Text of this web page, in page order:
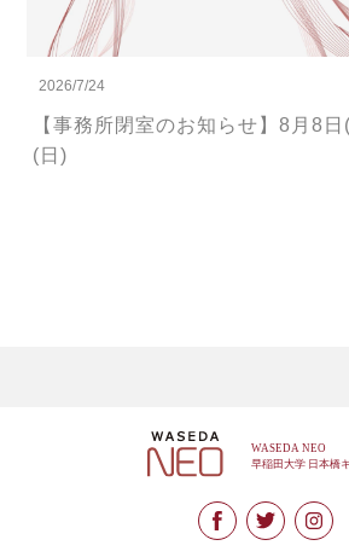
2026/7/24
【事務所閉室のお知らせ】8月8
(日)